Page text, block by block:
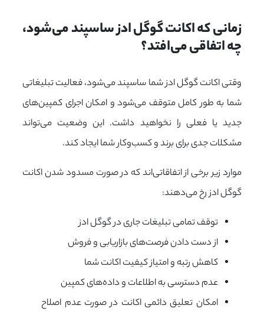
چه اتفاقی می‌افتد؟
وقتی اکانت گوگل ادز شما ساسپند می‌شود، فعالیت تبلیغاتی
شما به طور کامل متوقف می‌شود و امکان اجرای کمپین‌های
جدید یا فعلی را نخواهید داشت. این وضعیت می‌تواند
مشکلات جدی برای برند و کسب‌وکار شما ایجاد کند.
موارد زیر برخی از اتفاقاتی‌اند که در صورت مسدود شدن اکانت
گوگل ادز رخ می‌دهند:
توقف تمامی تبلیغات جاری در گوگل ادز
از دست دادن فرصت‌های بازاریابی و فروش
کاهش رتبه و امتیاز کیفیت اکانت شما
عدم دسترسی به اطلاعات و داده‌های کمپین
امکان تعلیق دائمی اکانت در صورت عدم اصلاح